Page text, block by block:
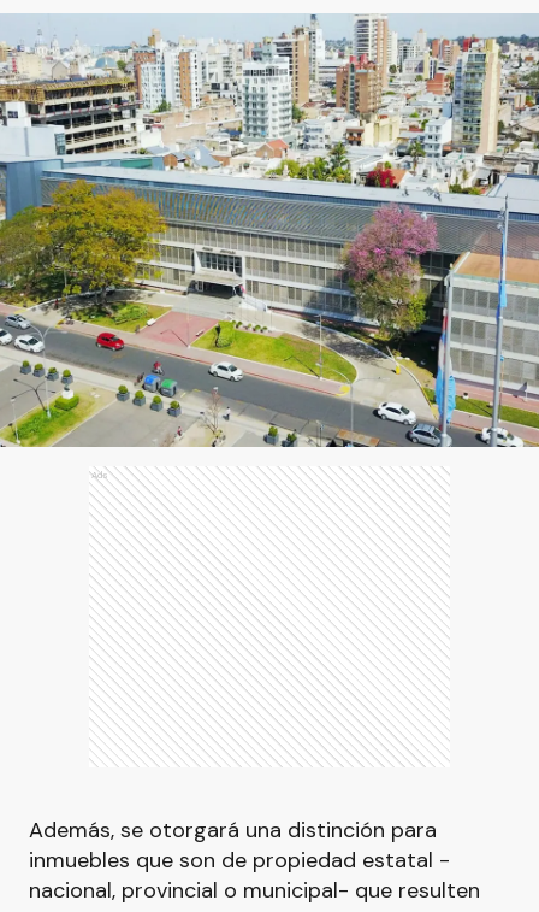
Ads
Además, se otorgará una distinción para
inmuebles que son de propiedad estatal -
nacional, provincial o municipal- que resulten